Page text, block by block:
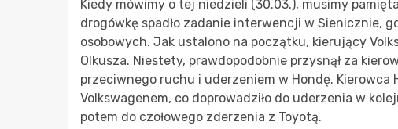
Kiedy mówimy o tej niedzieli (30.03.), musimy
drogówkę spadło zadanie interwencji w Sienicznie,
osobowych. Jak ustalono na początku, kierujący
Olkusza. Niestety, prawdopodobnie przysnął za
przeciwnego ruchu i uderzeniem w Hondę. Kierowca
Volkswagenem, co doprowadziło do uderzenia w
potem do czołowego zderzenia z Toyotą.